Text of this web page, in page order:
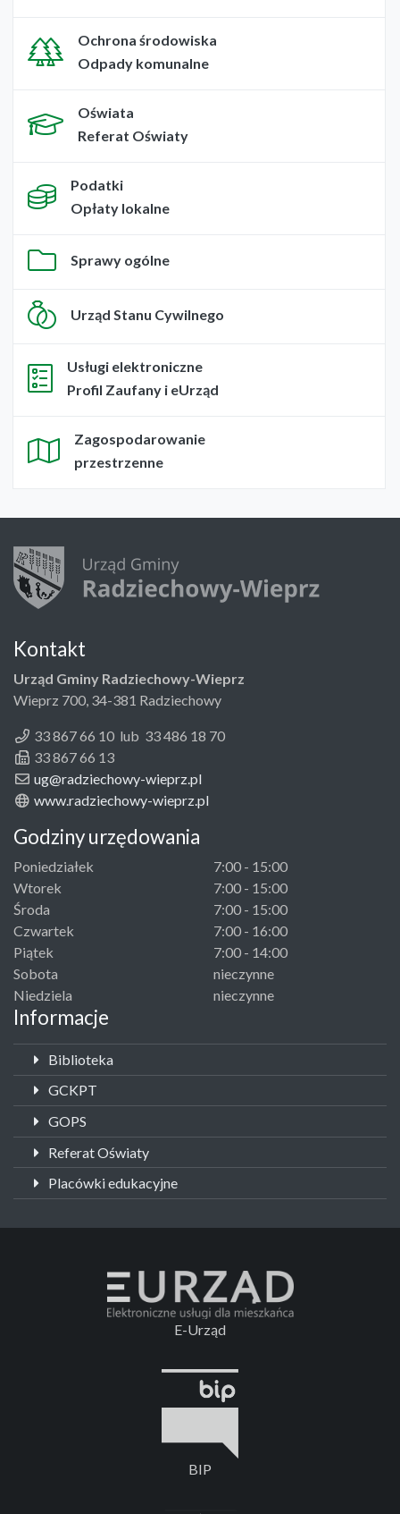
Ochrona środowiska
Odpady komunalne
Oświata
Referat Oświaty
Podatki
Opłaty lokalne
Sprawy ogólne
Urząd Stanu Cywilnego
Usługi elektroniczne
Profil Zaufany i eUrząd
Zagospodarowanie
przestrzenne
Kontakt
Urząd Gminy Radziechowy-Wieprz
Wieprz 700, 34-381 Radziechowy
33 867 66 10 lub 33 486 18 70
33 867 66 13
ug@radziechowy-wieprz.pl
www.radziechowy-wieprz.pl
Godziny urzędowania
Poniedziałek
7:00 - 15:00
Wtorek
7:00 - 15:00
Środa
7:00 - 15:00
Czwartek
7:00 - 16:00
Piątek
7:00 - 14:00
Sobota
nieczynne
Niedziela
nieczynne
Informacje
Biblioteka
GCKPT
GOPS
Referat Oświaty
Placówki edukacyjne
E-Urząd
BIP